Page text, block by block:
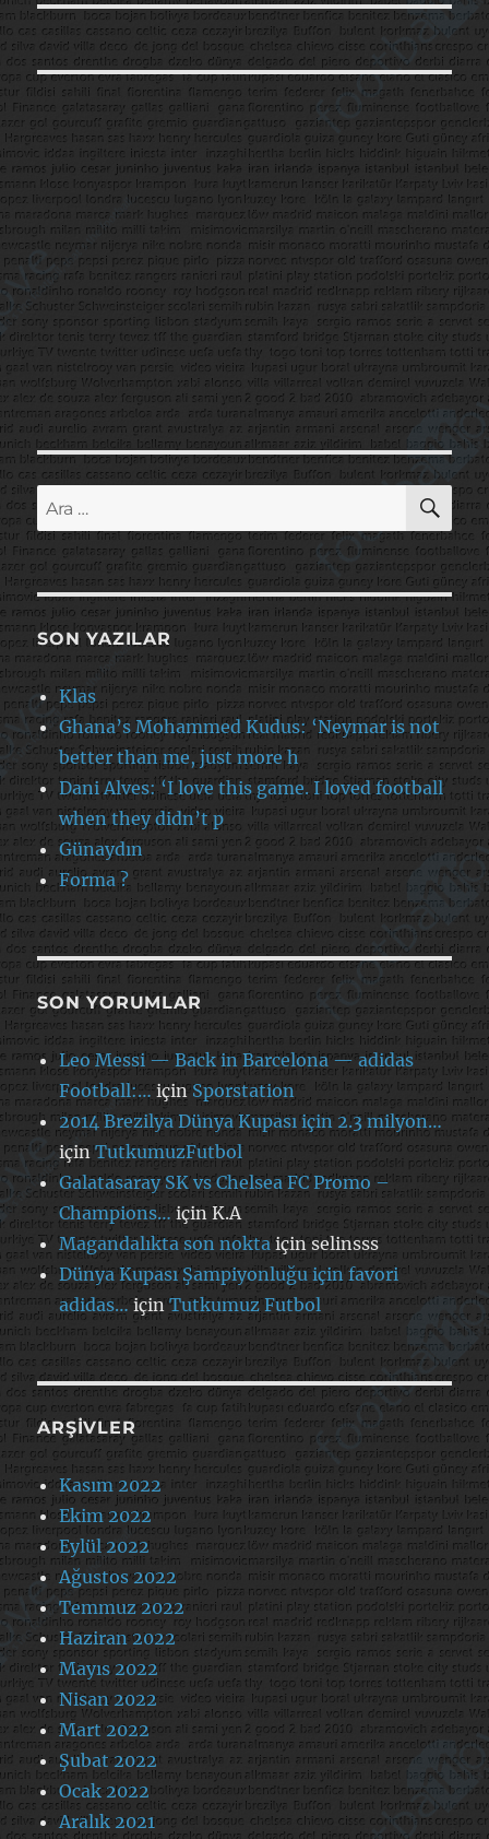
Ara:
SON YAZILAR
Klas
Ghana’s Mohammed Kudus: ‘Neymar is not
better than me, just more h
Dani Alves: ‘I love this game. I loved football
when they didn’t p
Günaydın
Forma ?
SON YORUMLAR
Leo Messi — Back in Barcelona — adidas
Football:…için Sporstation
2014 Brezilya Dünya Kupası için 2.3 milyon…
içinTutkumuzFutbol
Galatasaray SK vs Chelsea FC Promo –
Champions… içinK.A
Magandalıkta son noktaiçinselinsss
Dünya Kupası Şampiyonluğu için favori
adidas…içinTutkumuz Futbol
ARŞIVLER
Kasım 2022
Ekim 2022
Eylül 2022
Ağustos 2022
Temmuz 2022
Haziran 2022
Mayıs 2022
Nisan 2022
Mart 2022
Şubat 2022
Ocak 2022
Aralık 2021